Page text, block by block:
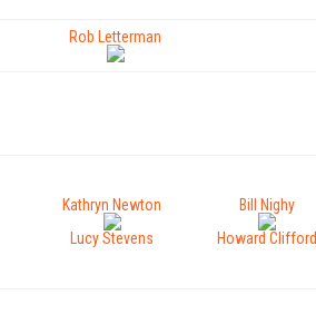
Rob Letterman
Kathryn Newton
Lucy Stevens
Bill Nighy
Howard Clifford